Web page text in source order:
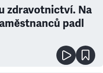
zdravotnictví. Na
padl